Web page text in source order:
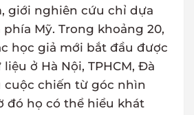
giới nghiên cứu chỉ dựa
Mỹ. Trong khoảng 20,
học giả mới bắt đầu được
ở Hà Nội, TPHCM, Đà
cuộc chiến từ góc nhìn
đó họ có thể hiểu khát